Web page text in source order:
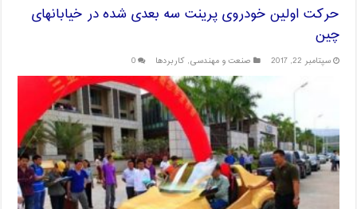
حرکت اولین خودروی پرینت سه بعدی شده در خیابانهای
چین
سپتامبر 22, 2017 صنعت و مهندسی, کاربردها 0